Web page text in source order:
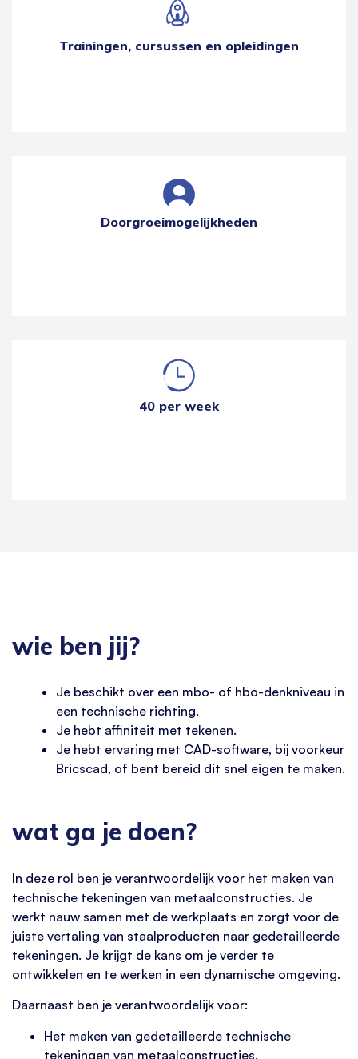
Trainingen, cursussen en opleidingen
Doorgroeimogelijkheden
40 per week
wie ben jij?
Je beschikt over een mbo- of hbo-denkniveau in
een technische richting.
Je hebt affiniteit met tekenen.
Je hebt ervaring met CAD-software, bij voorkeur
Bricscad, of bent bereid dit snel eigen te maken.
wat ga je doen?
In deze rol ben je verantwoordelijk voor het maken van
technische tekeningen van metaalconstructies. Je
werkt nauw samen met de werkplaats en zorgt voor de
juiste vertaling van staalproducten naar gedetailleerde
tekeningen. Je krijgt de kans om je verder te
ontwikkelen en te werken in een dynamische omgeving.
Daarnaast ben je verantwoordelijk voor:
Het maken van gedetailleerde technische
tekeningen van metaalconstructies.